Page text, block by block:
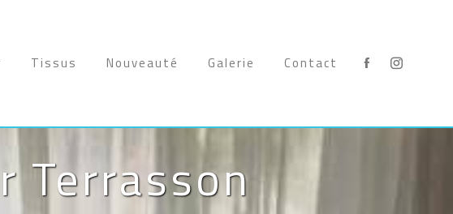
Tissus Nouveauté Galerie Contact
Terrasson